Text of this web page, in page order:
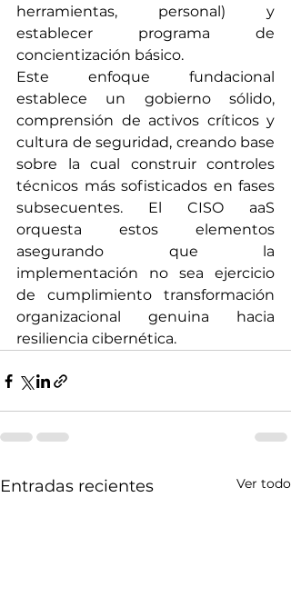
herramientas, personal) y
establecer programa de
concientización básico.
Este enfoque fundacional
establece un gobierno sólido,
comprensión de activos críticos y
cultura de seguridad, creando base
sobre la cual construir controles
técnicos más sofisticados en fases
subsecuentes. El CISO aaS
orquesta estos elementos
asegurando que la
implementación no sea ejercicio
de cumplimiento transformación
organizacional genuina hacia
resiliencia cibernética.
Entradas recientes Ver todo